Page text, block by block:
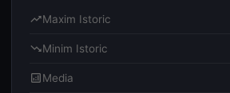
trending_upMaxim Istoric
trending_downMinim Istoric
analyticsMedia